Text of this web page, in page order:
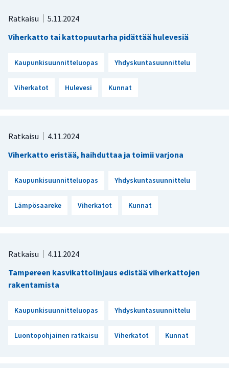
Ratkaisu
5.11.2024
Viherkatto tai kattopuutarha pidättää hulevesiä
Kaupunkisuunnitteluopas Yhdyskuntasuunnittelu
Viherkatot Hulevesi Kunnat
Ratkaisu
4.11.2024
Viherkatto eristää, haihduttaa ja toimii varjona
Kaupunkisuunnitteluopas Yhdyskuntasuunnittelu
Lämpösaareke Viherkatot Kunnat
Ratkaisu
4.11.2024
Tampereen kasvikattolinjaus edistää viherkattojen
rakentamista
Kaupunkisuunnitteluopas Yhdyskuntasuunnittelu
Luontopohjainen ratkaisu Viherkatot Kunnat